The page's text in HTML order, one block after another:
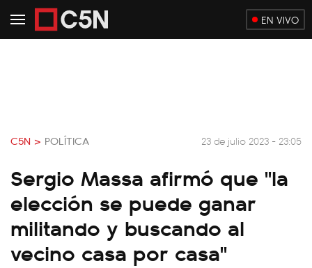
EN VIVO
C5N > POLÍTICA 23 de julio 2023 - 23:05
Sergio Massa afirmó que "la
elección se puede ganar
militando y buscando al
vecino casa por casa"